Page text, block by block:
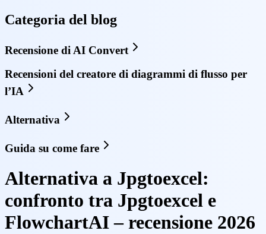
Categoria del blog
Recensione di AI Convert
Recensioni del creatore di diagrammi di flusso per
l’IA
Alternativa
Guida su come fare
Alternativa a Jpgtoexcel:
confronto tra Jpgtoexcel e
FlowchartAI – recensione 2026